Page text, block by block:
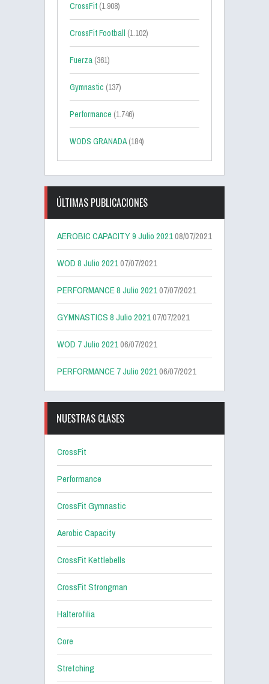
CrossFit (1.908)
CrossFit Football (1.102)
Fuerza (361)
Gymnastic (137)
Performance (1.746)
WODS GRANADA(184)
ÚLTIMAS PUBLICACIONES
AEROBIC CAPACITY 9 Julio 202108/07/2021
WOD 8 Julio 202107/07/2021
PERFORMANCE 8 Julio 202107/07/2021
GYMNASTICS 8 Julio 202107/07/2021
WOD 7 Julio 202106/07/2021
PERFORMANCE 7 Julio 202106/07/2021
NUESTRAS CLASES
CrossFit
Performance
CrossFit Gymnastic
Aerobic Capacity
CrossFit Kettlebells
CrossFit Strongman
Halterofilia
Core
Stretching